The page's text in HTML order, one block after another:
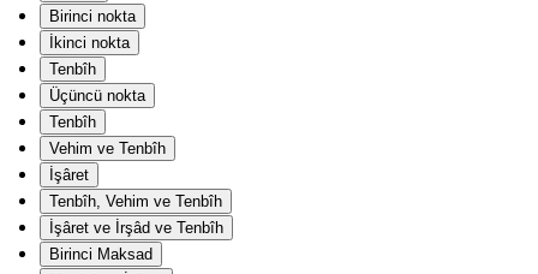
Birinci nokta
İkinci nokta
Tenbîh
Üçüncü nokta
Tenbîh
Vehim ve Tenbîh
İşâret
Tenbîh, Vehim ve Tenbîh
İşâret ve İrşâd ve Tenbîh
Birinci Maksad